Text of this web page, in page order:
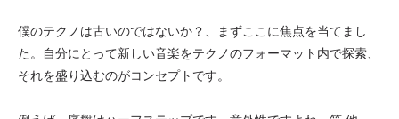
僕のテクノは古いのではないか？、まずここに焦点を当てまし
た。自分にとって新しい音楽をテクノのフォーマット内で探索、
それを盛り込むのがコンセプトです。